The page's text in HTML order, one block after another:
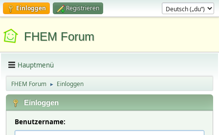
Einloggen Registrieren
FHEM Forum
Hauptmenü
FHEM Forum ► Einloggen
Einloggen
Benutzername: